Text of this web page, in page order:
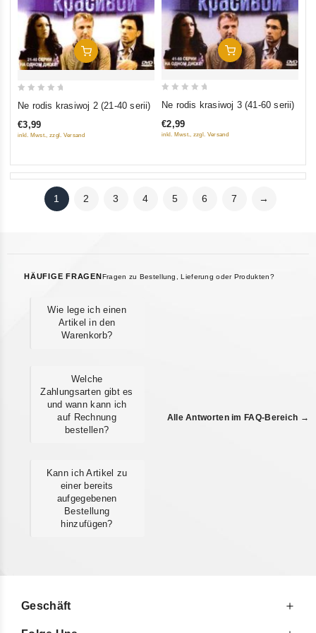
In Den Warenkorb
of
Ne rodis krasiwoj 2 (21-40 serii)
€3,99
inkl. Mwst., zzgl. Versand
In Den Warenkorb
of
Ne rodis krasiwoj 3 (41-60 serii)
€2,99
inkl. Mwst., zzgl. Versand
1 2 3 4 5 6 7 →
HÄUFIGE FRAGENFragen zu Bestellung, Lieferung oder Produkten?
Wie lege ich einen
Artikel in den
Warenkorb?
Welche
Zahlungsarten gibt es
und wann kann ich
auf Rechnung
bestellen?
Kann ich Artikel zu
einer bereits
aufgegebenen
Bestellung
hinzufügen?
Alle Antworten im FAQ-Bereich →
Geschäft